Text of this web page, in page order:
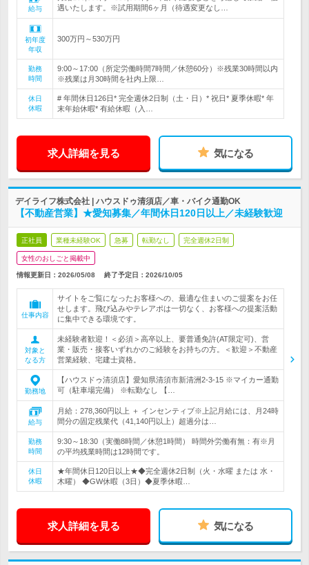
給与
遇いたします。※試用期間6ヶ月（待遇変更なし…
初年度
年収
300万円～530万円
勤務
時間
9:00～17:00（所定労働時間7時間／休憩60分）※残業30時間以内
※残業は月30時間を社内上限…
休日
休暇
# 年間休日126日* 完全週休2日制（土・日）* 祝日* 夏季休暇* 年
末年始休暇* 有給休暇（入…
求人詳細を見る 気になる
デイライフ株式会社 | ハウスドゥ清須店／車・バイク通勤OK
【不動産営業】★愛知募集／年間休日120日以上／未経験歓迎
正社員 業種未経験OK 急募 転勤なし 完全週休2日制
女性のおしごと掲載中
情報更新日：2026/05/08 終了予定日： 2026/10/05
仕事内容
サイトをご覧になったお客様への、最適な住まいのご提案をお任
せします。飛び込みやテレアポは一切なく、お客様への提案活動
に集中できる環境です。
対象と
なる方
未経験者歓迎！＜必須＞高卒以上、要普通免許(AT限定可)、営
業・販売・接客いずれかのご経験をお持ちの方。＜歓迎＞不動産
営業経験、宅建士資格。
勤務地
【ハウスドゥ清須店】愛知県清須市新清洲2-3-15 ※マイカー通勤
可（駐車場完備） ※転勤なし 【…
給与
月給：278,360円以上 ＋ インセンティブ※上記月給には、月24時
間分の固定残業代（41,140円以上）超過分は…
勤務
時間
9:30～18:30（実働8時間／休憩1時間） 時間外労働有無：有※月
の平均残業時間は12時間です。
休日
休暇
★年間休日120日以上★◆完全週休2日制（火・水曜 または 水・
木曜） ◆GW休暇（3日）◆夏季休暇…
求人詳細を見る 気になる